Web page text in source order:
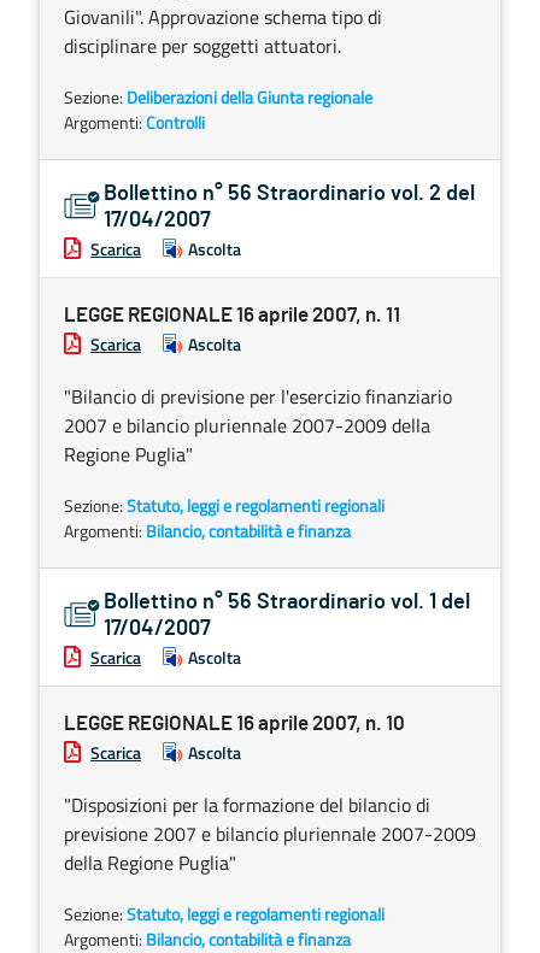
Giovanili". Approvazione schema tipo di
disciplinare per soggetti attuatori.
Sezione: Deliberazioni della Giunta regionale
Argomenti:Controlli
Bollettino n° 56 Straordinario vol. 2 del
17/04/2007
Scarica Ascolta
LEGGE REGIONALE 16 aprile 2007, n. 11
Scarica Ascolta
"Bilancio di previsione per l'esercizio finanziario
2007 e bilancio pluriennale 2007-2009 della
Regione Puglia"
Sezione:Statuto, leggi e regolamenti regionali
Argomenti: Bilancio, contabilità e finanza
Bollettino n° 56 Straordinario vol. 1 del
17/04/2007
Scarica Ascolta
LEGGE REGIONALE 16 aprile 2007, n. 10
Scarica Ascolta
"Disposizioni per la formazione del bilancio di
previsione 2007 e bilancio pluriennale 2007-2009
della Regione Puglia"
Sezione:Statuto, leggi e regolamenti regionali
Argomenti: Bilancio, contabilità e finanza